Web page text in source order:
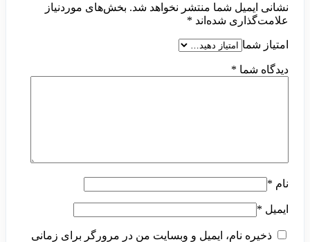
نشانی ایمیل شما منتشر نخواهد شد. بخش‌های موردنیاز
علامت‌گذاری شده‌اند *
امتیاز شما
دیدگاه شما *
نام *
ایمیل *
ذخیره نام، ایمیل و وبسایت من در مرورگر برای زمانی